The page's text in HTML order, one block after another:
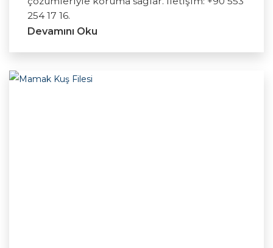
254 17 16.
Devamını Oku